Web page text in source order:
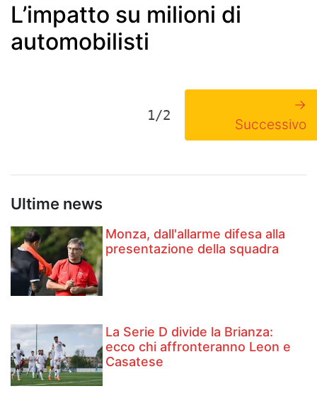
L’impatto su milioni di
automobilisti
1/2
→
Successivo
Ultime news
Monza, dall'allarme difesa alla
presentazione della squadra
La Serie D divide la Brianza:
ecco chi affronteranno Leon e
Casatese